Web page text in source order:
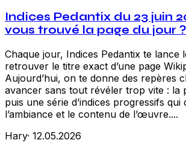
Indices Pedantix du 23 juin
vous trouvé la page du jour ?
Chaque jour, Indices Pedantix te lance
retrouver le titre exact d’une page
Aujourd’hui, on te donne des repères
avancer sans tout révéler trop vite : la
puis une série d’indices progressifs qui
l’ambiance et le contenu de l’œuvre....
Hary· 12.05.2026